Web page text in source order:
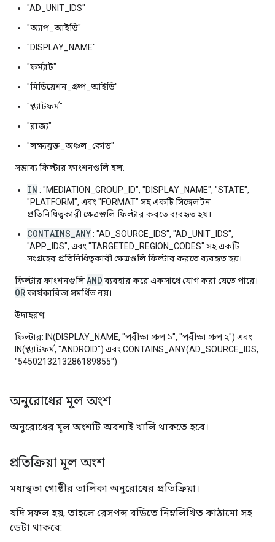
"AD_UNIT_IDS"
"অ্যাপ_আইডি"
"DISPLAY_NAME"
"ফর্ম্যাট"
"মিডিয়েশন_গ্রুপ_আইডি"
"প্ল্যাটফর্ম"
"রাজ্য"
"লক্ষ্যযুক্ত_অঞ্চল_কোড"
সম্ভাব্য ফিল্টার ফাংশনগুলি হল:
IN : "MEDIATION_GROUP_ID", "DISPLAY_NAME", "STATE",
"PLATFORM", এবং "FORMAT" সহ একটি সিঙ্গেলটন
প্রতিনিধিত্বকারী ক্ষেত্রগুলি ফিল্টার করতে ব্যবহৃত হয়।
CONTAINS_ANY: "AD_SOURCE_IDS", "AD_UNIT_IDS",
"APP_IDS", এবং "TARGETED_REGION_CODES" সহ একটি
সংগ্রহের প্রতিনিধিত্বকারী ক্ষেত্রগুলি ফিল্টার করতে ব্যবহৃত হয়।
ফিল্টার ফাংশনগুলিAND ব্যবহার করে একসাথে যোগ করা যেতে পারে।
ORকার্যকারিতা সমর্থিত নয়।
উদাহরণ:
ফিল্টার: IN(DISPLAY_NAME, "পরীক্ষা গ্রুপ ১", "পরীক্ষা গ্রুপ ২") এবং
IN(প্ল্যাটফর্ম, "ANDROID") এবং CONTAINS_ANY(AD_SOURCE_IDS,
"5450213213286189855")
অনুরোধের মূল অংশ
অনুরোধের মূল অংশটি অবশ্যই খালি থাকতে হবে।
প্রতিক্রিয়া মূল অংশ
মধ্যস্থতা গোষ্ঠীর তালিকা অনুরোধের প্রতিক্রিয়া।
যদি সফল হয়, তাহলে রেসপন্স বডিতে নিম্নলিখিত কাঠামো সহ
ডেটা থাকবে: